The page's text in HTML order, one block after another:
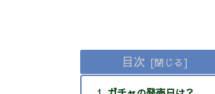
目次